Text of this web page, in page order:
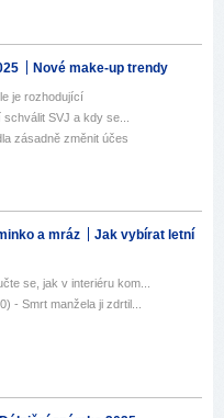
Nové make-up trendy
je rozhodující
SVJ a kdy se...
zásadně změnit účes
a mráz
Jak vybírat letní
se, jak v interiéru kom...
- Smrt manžela ji zdrtil...